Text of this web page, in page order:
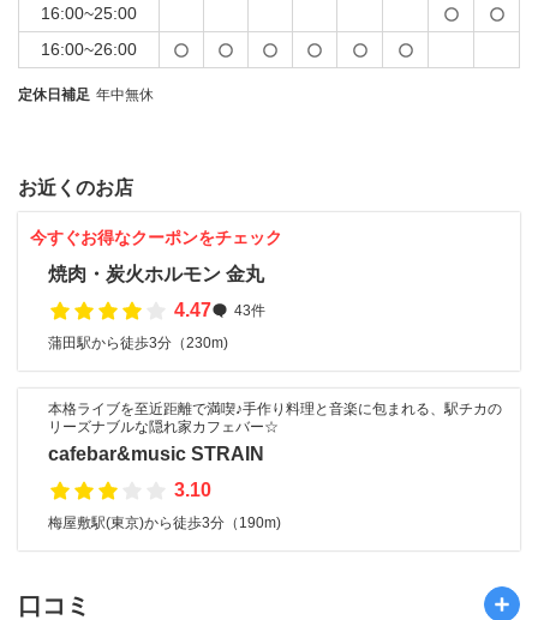
16:00~25:00
16:00~26:00
定休日補足 年中無休
お近くのお店
今すぐお得なクーポンをチェック
焼肉・炭火ホルモン 金丸
4.47
43件
蒲田駅から徒歩3分（230m)
本格ライブを至近距離で満喫♪手作り料理と音楽に包まれる、駅チカの
リーズナブルな隠れ家カフェバー☆
cafebar&music STRAIN
3.10
梅屋敷駅(東京)から徒歩3分（190m)
口コミ